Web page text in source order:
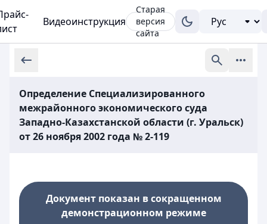
Видеоинструкция
Старая
версия
сайта
Определение Специализированного
межрайонного экономического суда
Западно-Казахстанской области (г. Уральск)
от 26 ноября 2002 года № 2-119
Документ показан в сокращенном
демонстрационном режиме